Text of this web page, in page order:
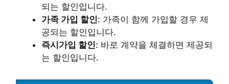
되는 할인입니다.
가족 가입 할인: 가족이 함께 가입할 경우 제
공되는 할인입니다.
즉시가입 할인: 바로 계약을 체결하면 제공되
는 할인입니다.